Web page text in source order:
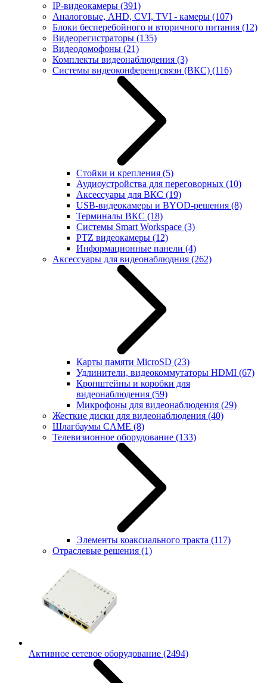
IP-видеокамеры (391)
Аналоговые, AHD, CVI, TVI - камеры (107)
Блоки бесперебойного и вторичного питания (12)
Видеорегистраторы (135)
Видеодомофоны (21)
Комплекты видеонаблюдения (3)
Системы видеоконференцсвязи (ВКС) (116)
Стойки и крепления (5)
Аудиоустройства для переговорных (10)
Аксессуары для ВКС (19)
USB-видеокамеры и BYOD-решения (8)
Терминалы ВКС (18)
Системы Smart Workspace (3)
PTZ видеокамеры (12)
Информационные панели (4)
Аксессуары для видеонаблюдния (262)
Карты памяти MicroSD (23)
Удлинители, видеокоммутаторы HDMI (67)
Кронштейны и коробки для
видеонаблюдения (59)
Микрофоны для видеонаблюдения (29)
Жесткие диски для видеонаблюдения (40)
Шлагбаумы CAME (8)
Телевизионное оборудование (133)
Элементы коаксиального тракта (117)
Отраслевые решения (1)
Активное сетевое оборудование (2494)